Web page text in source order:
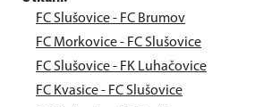
FC Slušovice - FC Brumov
FC Morkovice - FC Slušovice
FC Slušovice - FK Luhačovice
FC Kvasice - FC Slušovice